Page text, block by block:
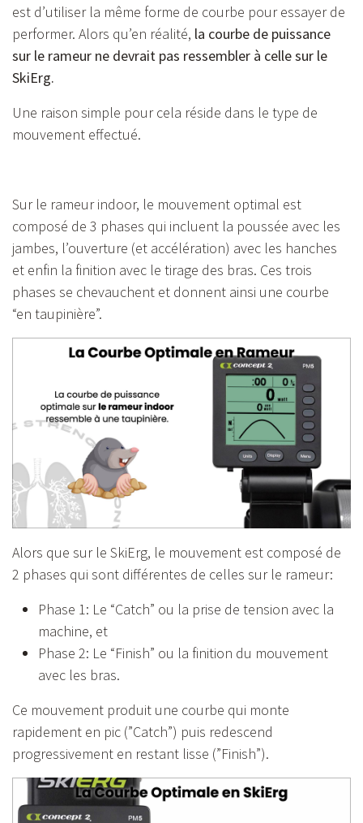
est d’utiliser la même forme de courbe pour essayer de
performer. Alors qu’en réalité, la courbe de puissance
sur le rameur ne devrait pas ressembler à celle sur le
SkiErg.
Une raison simple pour cela réside dans le type de
mouvement effectué.
Sur le rameur indoor, le mouvement optimal est
composé de 3 phases qui incluent la poussée avec les
jambes, l’ouverture (et accélération) avec les hanches
et enfin la finition avec le tirage des bras. Ces trois
phases se chevauchent et donnent ainsi une courbe
“en taupinière”.
Alors que sur le SkiErg, le mouvement est composé de
2 phases qui sont différentes de celles sur le rameur:
Phase 1: Le “Catch” ou la prise de tension avec la
machine, et
Phase 2: Le “Finish” ou la finition du mouvement
avec les bras.
Ce mouvement produit une courbe qui monte
rapidement en pic (”Catch”) puis redescend
progressivement en restant lisse (”Finish”).